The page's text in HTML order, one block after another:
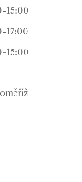
15:00
17:00
15:00